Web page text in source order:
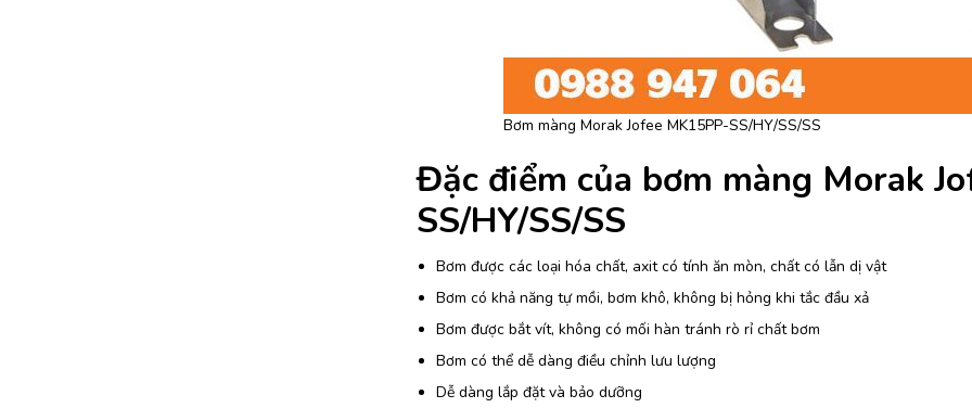
Bơm màng Morak Jofee MK15PP-SS/HY/SS/SS
Đặc điểm của bơm màng Morak
SS/HY/SS/SS
Bơm được các loại hóa chất, axit có tính ăn mòn, chất có lẫn dị vật
Bơm có khả năng tự mồi, bơm khô, không bị hỏng khi tắc đầu xả
Bơm được bắt vít, không có mối hàn tránh rò rỉ chất bơm
Bơm có thể dễ dàng điều chỉnh lưu lượng
Dễ dàng lắp đặt và bảo dưỡng